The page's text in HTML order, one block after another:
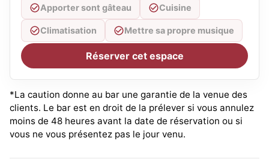
Apporter sont gâteau Cuisine
Climatisation Mettre sa propre musique
Réserver cet espace
*La caution donne au bar une garantie de la venue des
clients. Le bar est en droit de la prélever si vous annulez
moins de 48 heures avant la date de réservation ou si
vous ne vous présentez pas le jour venu.